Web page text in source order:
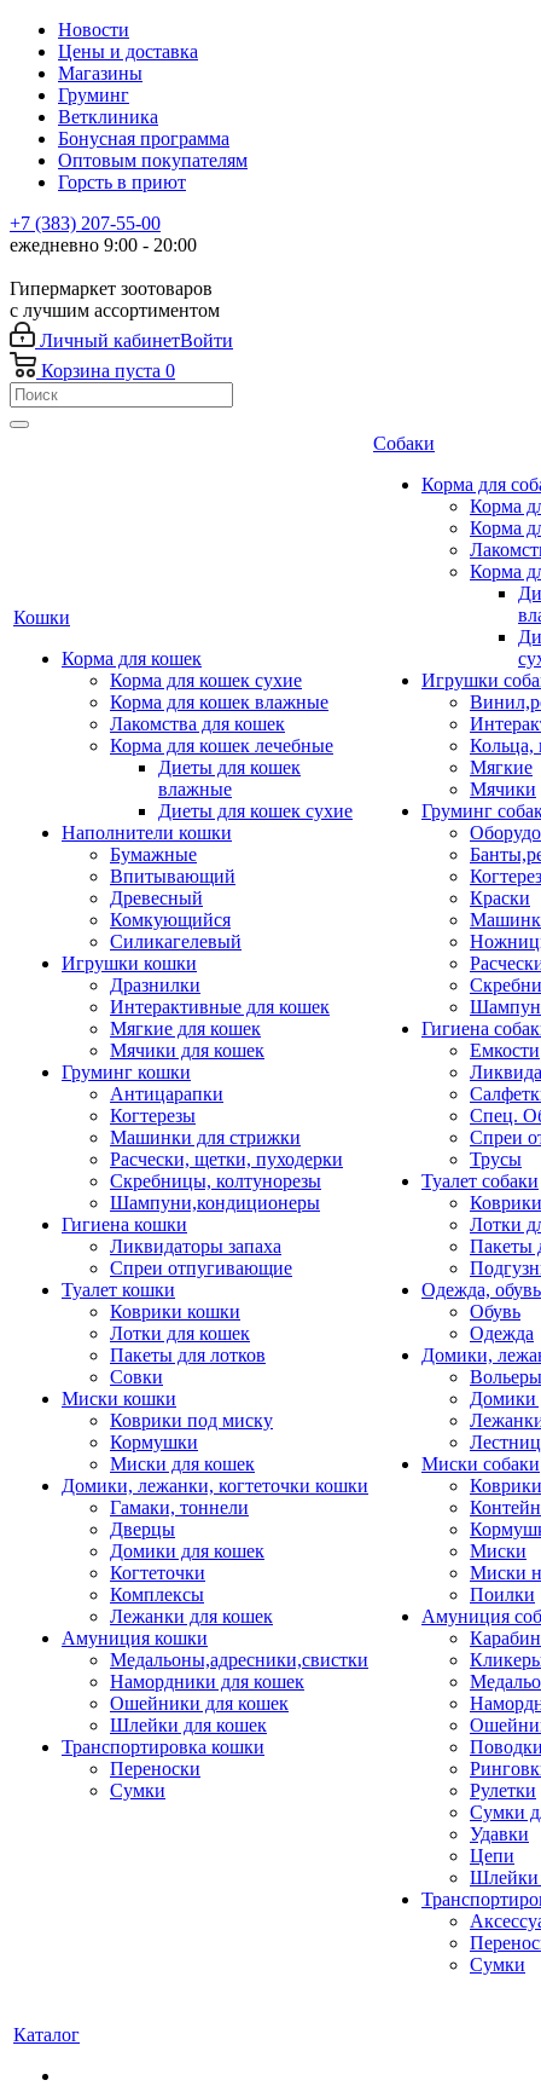
Новости
Цены и доставка
Магазины
Груминг
Ветклиника
Бонусная программа
Оптовым покупателям
Горсть в приют
+7 (383) 207-55-00
ежедневно 9:00 - 20:00
Гипермаркет зоотоваров
с лучшим ассортиментом
Личный кабинетВойти
Корзина пуста 0
Кошки
Корма для кошек
Корма для кошек сухие
Корма для кошек влажные
Лакомства для кошек
Корма для кошек лечебные
Диеты для кошек
влажные
Диеты для кошек сухие
Наполнители кошки
Бумажные
Впитывающий
Древесный
Комкующийся
Силикагелевый
Игрушки кошки
Дразнилки
Интерактивные для кошек
Мягкие для кошек
Мячики для кошек
Груминг кошки
Антицарапки
Когтерезы
Машинки для стрижки
Расчески, щетки, пуходерки
Скребницы, колтунорезы
Шампуни,кондиционеры
Гигиена кошки
Ликвидаторы запаха
Спреи отпугивающие
Туалет кошки
Коврики кошки
Лотки для кошек
Пакеты для лотков
Совки
Миски кошки
Коврики под миску
Кормушки
Миски для кошек
Домики, лежанки, когтеточки кошки
Гамаки, тоннели
Дверцы
Домики для кошек
Когтеточки
Комплексы
Лежанки для кошек
Амуниция кошки
Медальоны,адресники,свистки
Намордники для кошек
Ошейники для кошек
Шлейки для кошек
Транспортировка кошки
Переноски
Сумки
Собаки
Корма для
Корма
Корма
Корма
Игрушки
Кольца,
Мягкие
Мячики
Груминг
Краски
Гигиена
Емкости
Спец.
Спреи
Трусы
Туалет собаки
Коврики
Лотки
Пакеты
Одежда, обувь
Обувь
Одежда
Домики,
Домики
Миски собаки
Миски
Миски
Поилки
Амуниция
Рулетки
Сумки
Удавки
Цепи
Шлейки
Сумки
Каталог